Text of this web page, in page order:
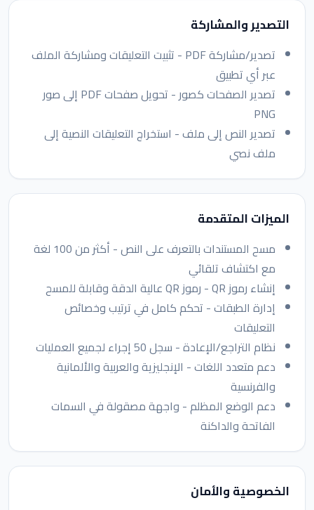
التصدير والمشاركة
تصدير/مشاركة PDF - تثبيت التعليقات ومشاركة الملف
عبر أي تطبيق
تصدير الصفحات كصور - تحويل صفحات PDF إلى صور
PNG
تصدير النص إلى ملف - استخراج التعليقات النصية إلى
ملف نصي
الميزات المتقدمة
مسح المستندات بالتعرف على النص - أكثر من 100 لغة
مع اكتشاف تلقائي
إنشاء رموز QR - رموز QR عالية الدقة وقابلة للمسح
إدارة الطبقات - تحكم كامل في ترتيب وخصائص
التعليقات
نظام التراجع/الإعادة - سجل 50 إجراء لجميع العمليات
دعم متعدد اللغات - الإنجليزية والعربية والألمانية
والفرنسية
دعم الوضع المظلم - واجهة مصقولة في السمات
الفاتحة والداكنة
الخصوصية والأمان